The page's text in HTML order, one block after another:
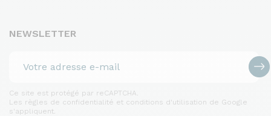
NEWSLETTER
Ce site est protégé par reCAPTCHA.
Les règles de confidentialité et conditions d'utilisation de Google
s'appliquent.